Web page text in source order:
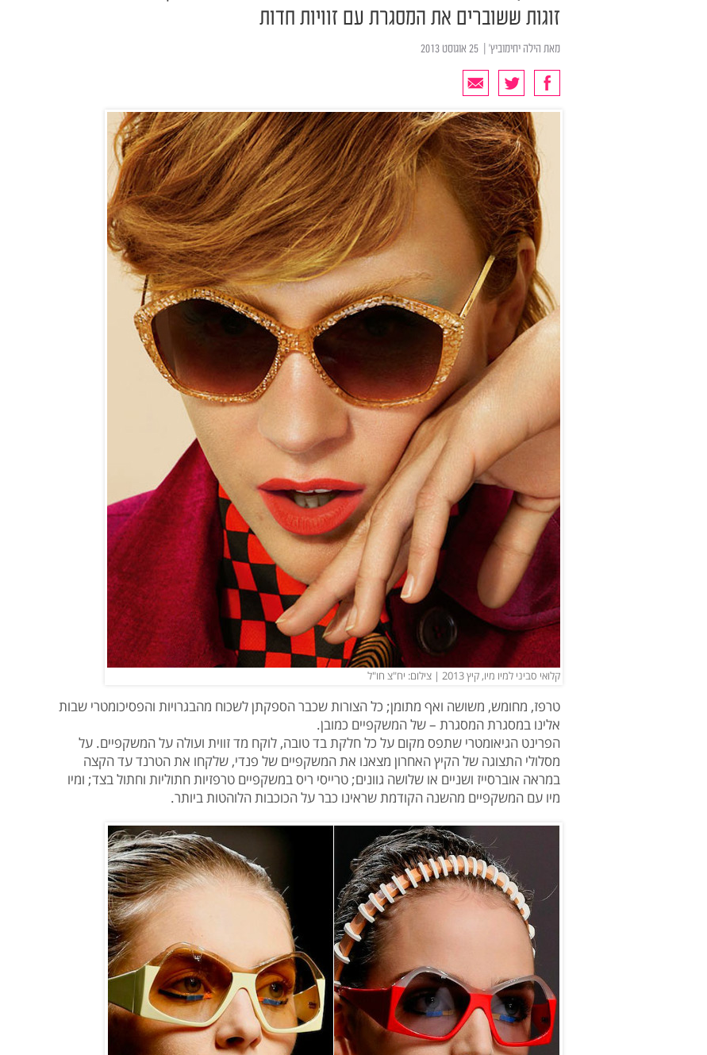
זוגות ששוברים את המסגרת עם זוויות חדות
מאת הילה יחימוביץ'
קלואי סביני למיו מיו, קיץ 2013 | צילום: יח"צ חו"ל
טרפז, מחומש, משושה ואף מתומן; כל הצורות שכבר הספקתן לשכוח מהבגרויות והפסיכומטרי שבות
אלינו במסגרת המסגרת – של המשקפיים כמובן.
הפרינט הגיאומטרי שתפס מקום על כל חלקת בד טובה, לוקח מד זווית ועולה על המשקפיים. על
מסלולי התצוגה של הקיץ האחרון מצאנו את המשקפיים של פנדי, שלקחו את הטרנד עד הקצה
במראה אוברסייז ושניים או שלושה גוונים; טרייסי ריס במשקפיים טרפזיות חתוליות וחתול בצד; ומיו
מיו עם המשקפיים מהשנה הקודמת שראינו כבר על הכוכבות הלוהטות ביותר.